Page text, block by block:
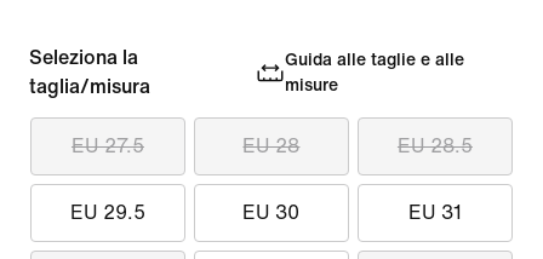
Seleziona la
taglia/misura
Guida alle taglie e alle
misure
EU 27.5 EU 28 EU 28.5
EU 29.5 EU 30 EU 31